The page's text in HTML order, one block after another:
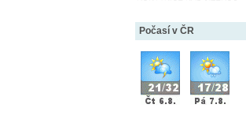
Počasí v ČR